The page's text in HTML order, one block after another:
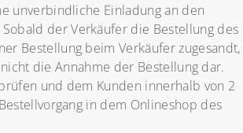
unverbindliche Einladung an den
der Verkäufer die Bestellung des
Bestellung beim Verkäufer zugesandt,
die Annahme der Bestellung dar.
und dem Kunden innerhalb von 2
in dem Onlineshop des